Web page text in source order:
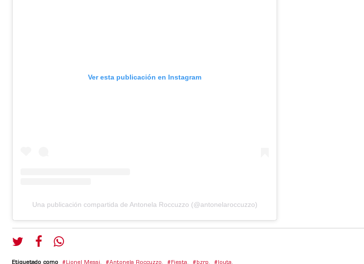
Ver esta publicación en Instagram
Una publicación compartida de Antonela Roccuzzo (@antonelaroccuzzo)